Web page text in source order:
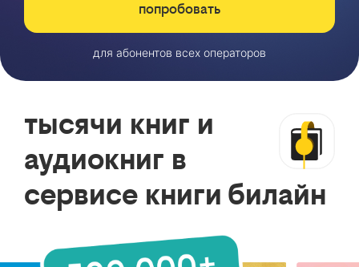
попробовать
для абонентов всех операторов
тысячи книг и
аудиокниг в
сервисе книги билайн